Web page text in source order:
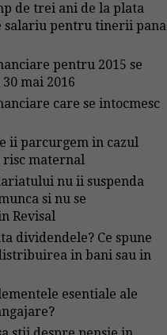
de trei ani de la plata
salariu pentru tinerii pana
pentru 2015 se
mai 2016
care se intocmesc
ii parcurgem in cazul
risc maternal
nu ii suspenda
si nu se
Revisal
dividendele? Ce spune
in bani sau in
esentiale ale